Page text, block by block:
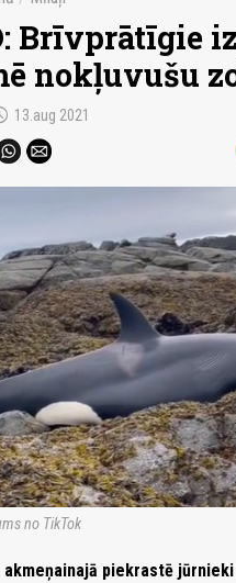
Brīvprātīgie
nokļuvušu
13.aug 2021
no TikTok
akmeņainajā piekrastē